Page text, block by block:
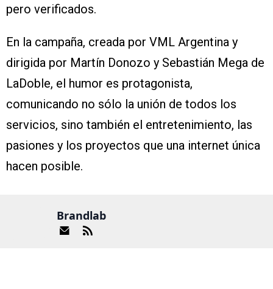
pero verificados.
En la campaña, creada por VML Argentina y
dirigida por Martín Donozo y Sebastián Mega de
LaDoble, el humor es protagonista,
comunicando no sólo la unión de todos los
servicios, sino también el entretenimiento, las
pasiones y los proyectos que una internet única
hacen posible.
Brandlab